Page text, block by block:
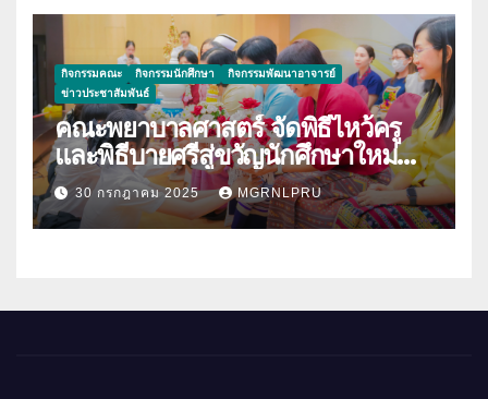
กิจกรรมคณะ กิจกรรมนักศึกษา
กิจกรรมพัฒนาอาจารย์
ข่าวประชาสัมพันธ์
คณะพยาบาลศาสตร์ จัดพิธีไหว้ครู
และพิธีบายศรีสู่ขวัญนักศึกษาใหม่
ประจำปีการศึกษา 2568
30 กรกฎาคม 2025 MGRNLPRU